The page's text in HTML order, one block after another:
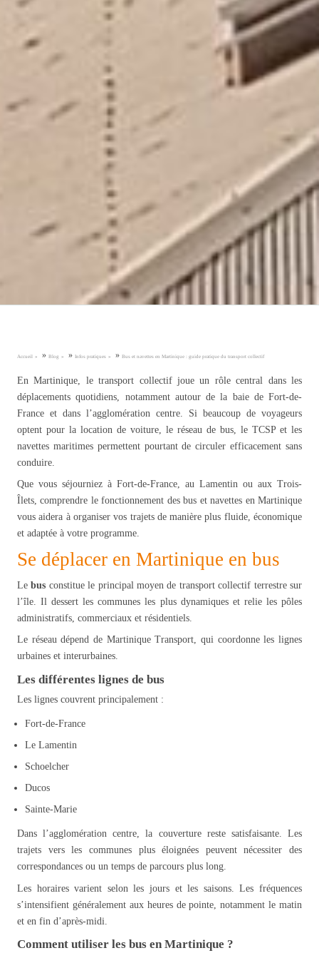
Accueil » Blog » Infos pratiques » Bus et navettes en Martinique : guide pratique du transport collectif
En Martinique, le transport collectif joue un rôle central dans les
déplacements quotidiens, notamment autour de la baie de Fort-de-
France et dans l’agglomération centre. Si beaucoup de voyageurs
optent pour la location de voiture, le réseau de bus, le TCSP et les
navettes maritimes permettent pourtant de circuler efficacement sans
conduire.
Que vous séjourniez à Fort-de-France, au Lamentin ou aux Trois-
Îlets, comprendre le fonctionnement des bus et navettes en Martinique
vous aidera à organiser vos trajets de manière plus fluide, économique
et adaptée à votre programme.
Se déplacer en Martinique en bus
Lebus constitue le principal moyen de transport collectif terrestre sur
l’île. Il dessert les communes les plus dynamiques et relie les pôles
administratifs, commerciaux et résidentiels.
Le réseau dépend de Martinique Transport, qui coordonne les lignes
urbaines et interurbaines.
Les différentes lignes de bus
Les lignes couvrent principalement :
Fort-de-France
Le Lamentin
Schoelcher
Ducos
Sainte-Marie
Dans l’agglomération centre, la couverture reste satisfaisante. Les
trajets vers les communes plus éloignées peuvent nécessiter des
correspondances ou un temps de parcours plus long.
Les horaires varient selon les jours et les saisons. Les fréquences
s’intensifient généralement aux heures de pointe, notamment le matin
et en fin d’après-midi.
Comment utiliser les bus en Martinique ?